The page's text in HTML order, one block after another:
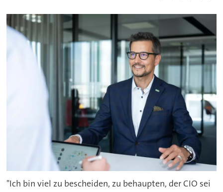
"Ich bin viel zu bescheiden, zu behaupten, der CIO sei